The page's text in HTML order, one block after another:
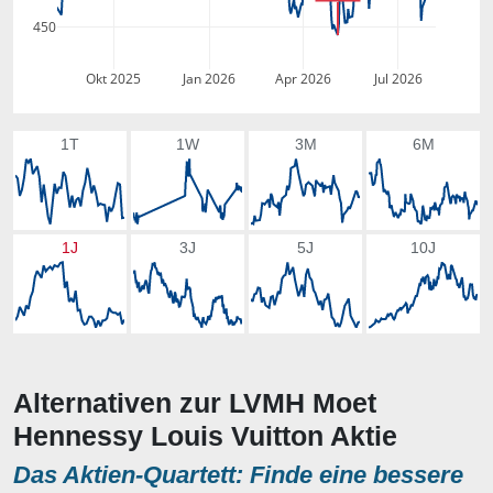
Okt 2025 Jan 2026 Apr 2026 Jul 2026
450
1T 1W 3M 6M
1J 3J 5J 10J
Alternativen zur LVMH Moet
Hennessy Louis Vuitton Aktie
Das Aktien-Quartett: Finde eine bessere